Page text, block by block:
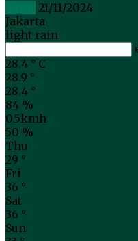
21/11/2024
Jakarta
light rain
28.4 ° C
28.9 °
28.4 °
84 %
0.5kmh
50 %
Thu
29 °
Fri
36 °
Sat
36 °
Sun